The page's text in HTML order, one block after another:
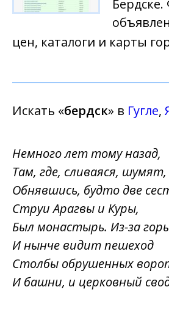
цен, каталоги и карты
Искать «бердск» в Гугле,
Немного лет тому назад,
Там, где, сливаяся, шумят,
Обнявшись, будто две
Струи Арагвы и Куры,
Был монастырь. Из-за
И нынче видит пешеход
Столбы обрушенных
И башни, и церковный